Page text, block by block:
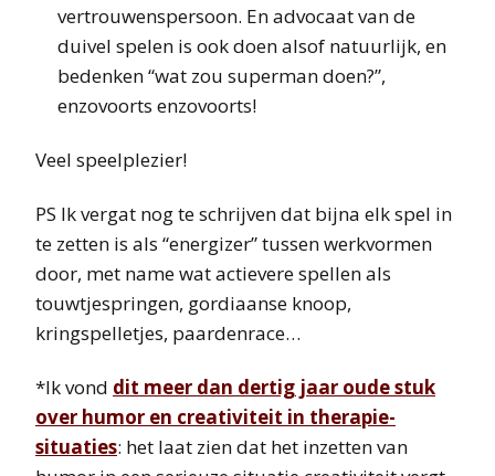
vertrouwenspersoon. En advocaat van de
duivel spelen is ook doen alsof natuurlijk, en
bedenken “wat zou superman doen?”,
enzovoorts enzovoorts!
Veel speelplezier!
PS Ik vergat nog te schrijven dat bijna elk spel in
te zetten is als “energizer” tussen werkvormen
door, met name wat actievere spellen als
touwtjespringen, gordiaanse knoop,
kringspelletjes, paardenrace…
*Ik vond dit meer dan dertig jaar oude stuk
over humor en creativiteit in therapie-
situaties: het laat zien dat het inzetten van